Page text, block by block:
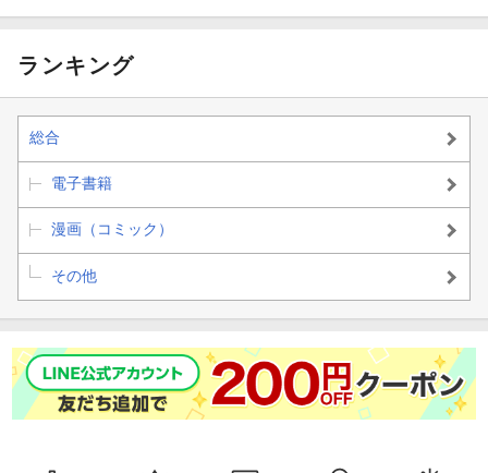
ランキング
総合
電子書籍
漫画（コミック）
その他